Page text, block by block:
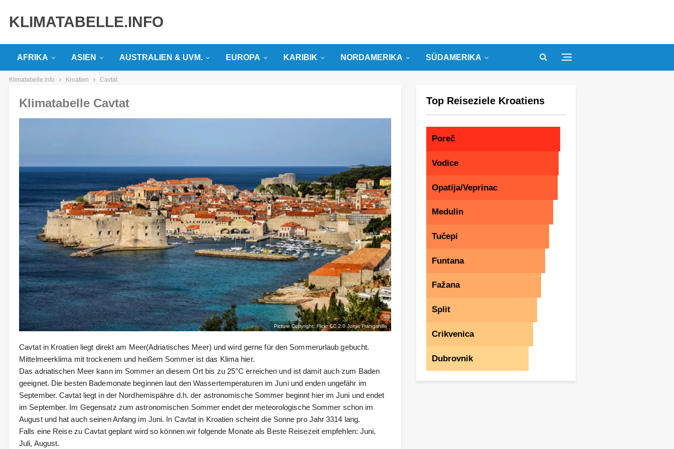
KLIMATABELLE.INFO
AFRIKA ASIEN AUSTRALIEN & UVM. EUROPA KARIBIK NORDAMERIKA SÜDAMERIKA
Klimatabelle.info Kroatien Cavtat
Klimatabelle Cavtat
Picture Copyright: Flickr CC 2.0 Jorge Franganillo
Cavtat in Kroatien liegt direkt am Meer(Adriatisches Meer) und wird gerne für den Sommerurlaub gebucht.
Mittelmeerklima mit trockenem und heißem Sommer ist das Klima hier.
Das adriatischen Meer kann im Sommer an diesem Ort bis zu 25°C erreichen und ist damit auch zum Baden
geeignet. Die besten Bademonate beginnen laut den Wassertemperaturen im Juni und enden ungefähr im
September. Cavtat liegt in der Nordhemispähre d.h. der astronomische Sommer beginnt hier im Juni und endet
im September. Im Gegensatz zum astronomischen Sommer endet der meteorologische Sommer schon im
August und hat auch seinen Anfang im Juni. In Cavtat in Kroatien scheint die Sonne pro Jahr 3314 lang.
Falls eine Reise zu Cavtat geplant wird so können wir folgende Monate als Beste Reisezeit empfehlen: Juni,
Juli, August.
Top Reiseziele Kroatiens
Poreč
Vodice
Opatija/Veprinac
Medulin
Tučepi
Funtana
Fažana
Split
Crikvenica
Dubrovnik